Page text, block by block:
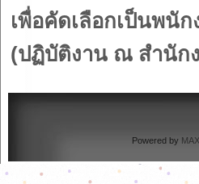
เพื่อคัดเลือกเป็นพนั
(ปฏิบัติงาน ณ สำนักง
Powered by